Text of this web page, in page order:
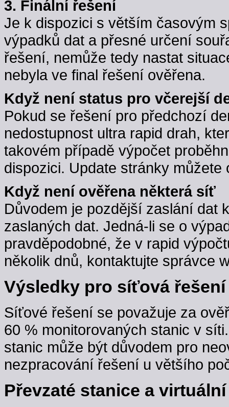
3. Finální řešení
Je k dispozici s větším časovým
výpadků dat a přesné určení
řešení, nemůže tedy nastat
nebyla ve final řešení ověřena.
Když není status pro včerejší
Pokud se řešení pro předchozí
nedostupnost ultra rapid drah,
takovém případě výpočet
dispozici. Update stránky
Když není ověřena některá síť
Důvodem je pozdější zaslání dat
zaslaných dat. Jedná-li se o
pravděpodobné, že v rapid
několik dnů, kontaktujte správce
Výsledky pro síťová řešení
Síťové řešení se považuje za
60 % monitorovaných stanic v
stanic může být důvodem pro
nezpracování řešení u většího
Převzaté stanice a